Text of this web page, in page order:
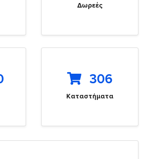
Δωρεές
306
Καταστήματα